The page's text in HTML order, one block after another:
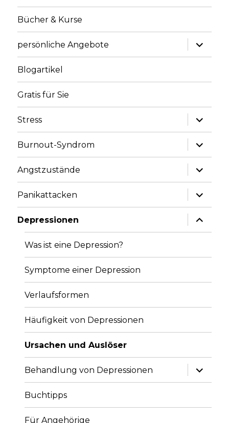
Bücher & Kurse
persönliche Angebote
Blogartikel
Gratis für Sie
Stress
Burnout-Syndrom
Angstzustände
Panikattacken
Depressionen
Was ist eine Depression?
Symptome einer Depression
Verlaufsformen
Häufigkeit von Depressionen
Ursachen und Auslöser
Behandlung von Depressionen
Buchtipps
Für Angehörige